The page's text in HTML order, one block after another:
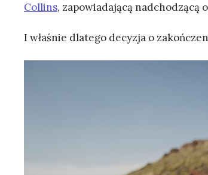
Collins, zapowiadającą nadchodzącą
I właśnie dlatego decyzja o